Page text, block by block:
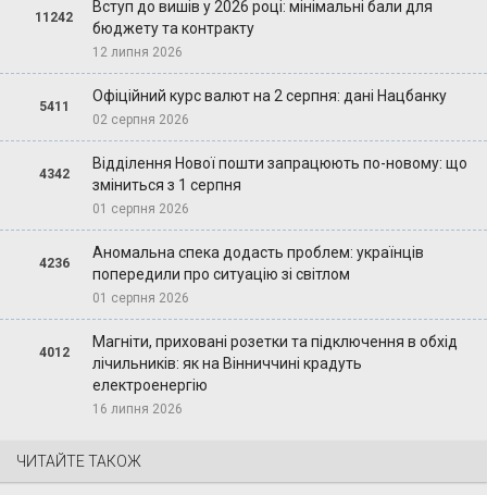
11242
Вступ до вишів у 2026 році: мінімальні бали для
бюджету та контракту
12 липня 2026
5411
Офіційний курс валют на 2 серпня: дані Нацбанку
02 серпня 2026
4342
Відділення Нової пошти запрацюють по-новому: що
зміниться з 1 серпня
01 серпня 2026
4236
Аномальна спека додасть проблем: українців
попередили про ситуацію зі світлом
01 серпня 2026
4012
Магніти, приховані розетки та підключення в обхід
лічильників: як на Вінниччині крадуть
електроенергію
16 липня 2026
ЧИТАЙТЕ ТАКОЖ